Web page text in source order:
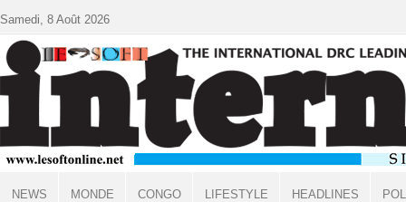
Samedi, 8 Août 2026
NEWS MONDE CONGO LIFESTYLE HEADLINES